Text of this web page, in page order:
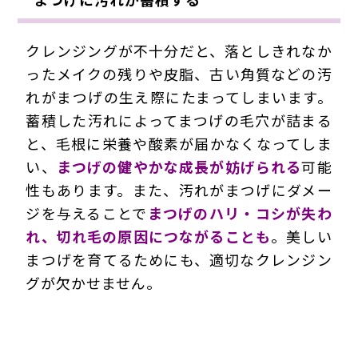
クレンジングが不十分だと、落としきれなか
ったメイクの残りや皮脂、古い角質などの汚
れがまつげの生え際にたまってしまいます。
蓄積した汚れによってまつげの毛穴が詰まる
と、毛根に栄養や酸素が届かなくなってしま
い、
まつげの健やかな成長が妨げられる可能
性もあります。また、汚れがまつげにダメー
ジを与えることで まつげのハリ・コシが失わ
れ、切れ毛の原因につながることも。美しい
まつげを育てるためにも、適切なクレンジン
グが欠かせません。